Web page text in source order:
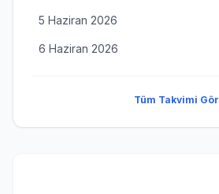
5 Haziran 2026
6 Haziran 2026
Tüm Takvimi Gör